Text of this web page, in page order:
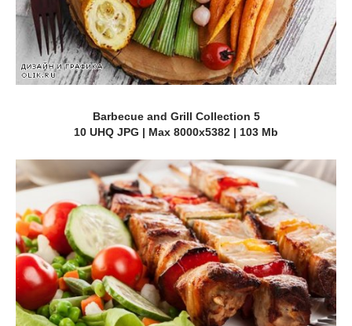
Barbecue and Grill Collection 5
10 UHQ JPG | Max 8000x5382 | 103 Mb